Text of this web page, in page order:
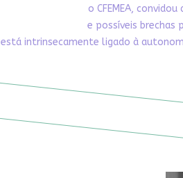
o CFEMEA,
e possíveis brechas
está intrinsecamente ligado à